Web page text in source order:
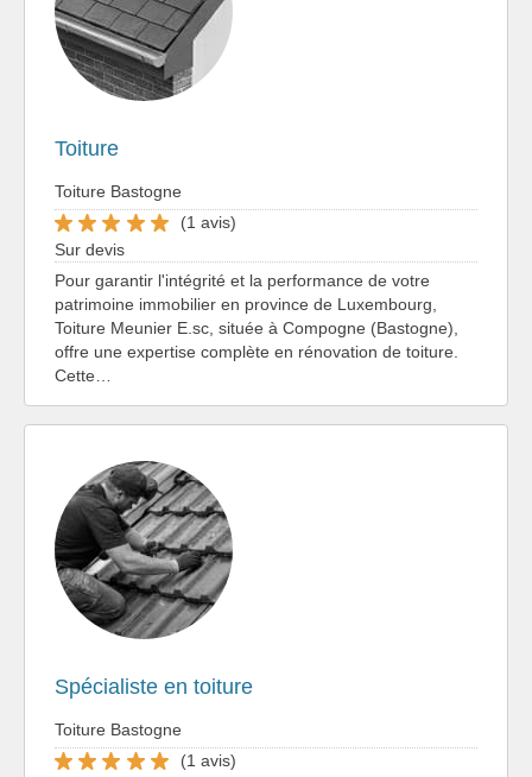
Toiture
Toiture Bastogne
(1 avis)
Sur devis
Pour garantir l'intégrité et la performance de votre
patrimoine immobilier en province de Luxembourg,
Toiture Meunier E.sc, située à Compogne (Bastogne),
offre une expertise complète en rénovation de toiture.
Cette…
Spécialiste en toiture
Toiture Bastogne
(1 avis)